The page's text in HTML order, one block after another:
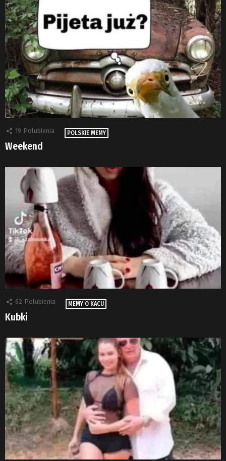
19 Polubienia POLSKIE MEMY
Weekend
62 Polubienia MEMY O KACU
Kubki